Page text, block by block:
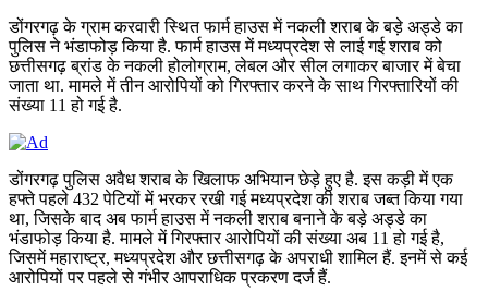
डोंगरगढ़ के ग्राम करवारी स्थित फार्म हाउस में नकली शराब के बड़े अड्डे का
पुलिस ने भंडाफोड़ किया है. फार्म हाउस में मध्यप्रदेश से लाई गई शराब को
छत्तीसगढ़ ब्रांड के नकली होलोग्राम, लेबल और सील लगाकर बाजार में बेचा
जाता था. मामले में तीन आरोपियों को गिरफ्तार करने के साथ गिरफ्तारियों की
संख्या 11 हो गई है.
डोंगरगढ़ पुलिस अवैध शराब के खिलाफ अभियान छेड़े हुए है. इस कड़ी में एक
हफ्ते पहले 432 पेटियों में भरकर रखी गई मध्यप्रदेश की शराब जब्त किया गया
था, जिसके बाद अब फार्म हाउस में नकली शराब बनाने के बड़े अड्डे का
भंडाफोड़ किया है. मामले में गिरफ्तार आरोपियों की संख्या अब 11 हो गई है,
जिसमें महाराष्ट्र, मध्यप्रदेश और छत्तीसगढ़ के अपराधी शामिल हैं. इनमें से कई
आरोपियों पर पहले से गंभीर आपराधिक प्रकरण दर्ज हैं.